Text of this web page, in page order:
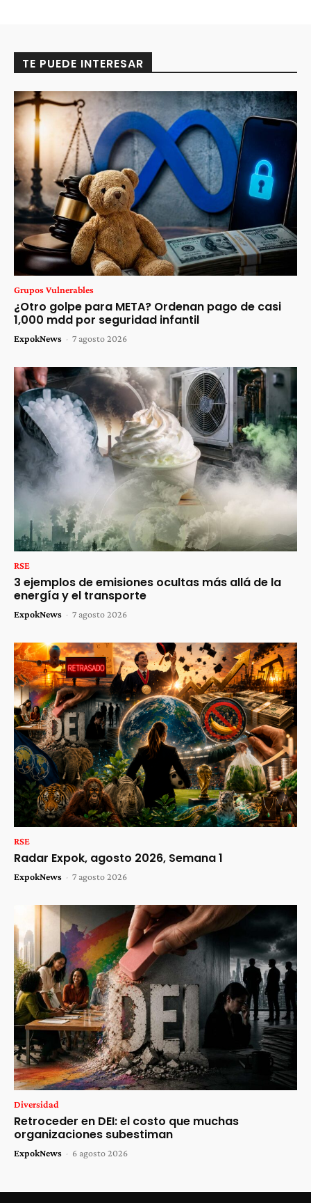
TE PUEDE INTERESAR
Grupos Vulnerables
¿Otro golpe para META? Ordenan pago de casi
1,000 mdd por seguridad infantil
ExpokNews - 7 agosto 2026
RSE
3 ejemplos de emisiones ocultas más allá de la
energía y el transporte
ExpokNews - 7 agosto 2026
RSE
Radar Expok, agosto 2026, Semana 1
ExpokNews - 7 agosto 2026
Diversidad
Retroceder en DEI: el costo que muchas
organizaciones subestiman
ExpokNews - 6 agosto 2026